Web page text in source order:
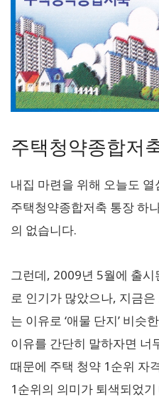
주택청약종합저
내집 마련을 위해 오늘도
주택청약종합저축 통장 하
의 없습니다.
그런데, 2009년 5월에 출
로 인기가 많았으나, 지금
는 이유로 ‘애물 단지’ 비슷
이유를 간단히 말하자면 너
때문에 주택 청약 1순위 자
1순위의 의미가 퇴색되었